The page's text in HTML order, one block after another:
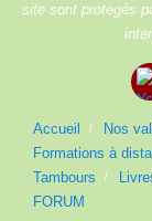
site sont protégés
Accueil Nos
Formations à
Tambours
FORUM